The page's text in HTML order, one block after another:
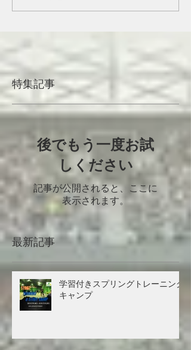
特集記事
後でもう一度お試
しください
記事が公開されると、ここに
表示されます。
最新記事
学習付きスプリングトレーニング
キャンプ